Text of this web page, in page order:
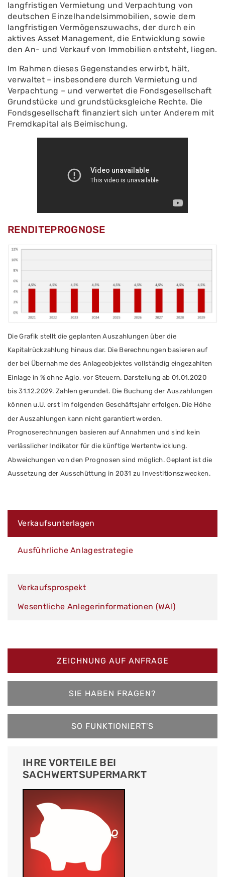
langfristigen Vermietung und Verpachtung von
deutschen Einzelhandelsimmobilien, sowie dem
langfristigen Vermögenszuwachs, der durch ein
aktives Asset Management, die Entwicklung sowie
den An- und Verkauf von Immobilien entsteht, liegen.
Im Rahmen dieses Gegenstandes erwirbt, hält,
verwaltet – insbesondere durch Vermietung und
Verpachtung – und verwertet die Fondsgesellschaft
Grundstücke und grundstücksgleiche Rechte. Die
Fondsgesellschaft finanziert sich unter Anderem mit
Fremdkapital als Beimischung.
RENDITEPROGNOSE
Die Grafik stellt die geplanten Auszahlungen über die
Kapitalrückzahlung hinausdar. Die Berechnungen basieren auf
der bei Übernahme des Anlageobjektes vollständig eingezahlten
Einlage in % ohne Agio, vor Steuern. Darstellung ab 01.01.2020
bis 31.12.2029. Zahlen gerundet. Die Buchung der Auszahlungen
können u.U. erst im folgenden Geschäftsjahr erfolgen. Die Höhe
der Auszahlungen kann nicht garantiert werden.
Prognoserechnungen basieren auf Annahmen und sind kein
verlässlicher Indikator für die künftige Wertentwicklung.
Abweichungen von den Prognosen sind möglich. Geplant ist die
Aussetzung der Ausschüttung in 2031 zu Investitionszwecken.
Verkaufsunterlagen
Ausführliche Anlagestrategie
Verkaufsprospekt
Wesentliche Anlegerinformationen (WAI)
ZEICHNUNG AUF ANFRAGE
SIE HABEN FRAGEN?
SO FUNKTIONIERT'S
IHRE VORTEILE BEI
SACHWERTSUPERMARKT